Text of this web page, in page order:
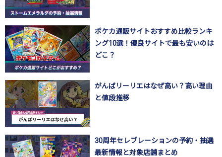
ポケカ通販サイトおすすめ比較ランキ
ング10選！優良サイトで最も安いのは
どこ？
がんばリーリエはなぜ高い？高い理由
と値段推移
30周年セレブレーションの予約・抽選
最新情報と対象店舗まとめ